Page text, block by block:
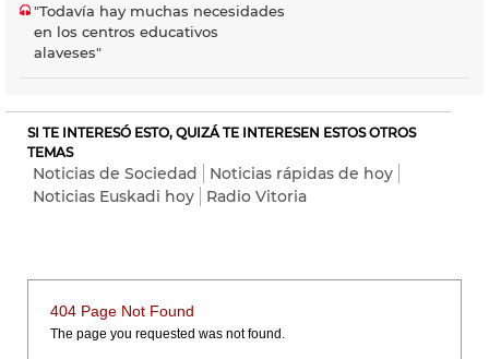
"Todavía hay muchas necesidades
en los centros educativos
alaveses"
SI TE INTERESÓ ESTO, QUIZÁ TE INTERESEN ESTOS OTROS
TEMAS
Noticias de Sociedad
Noticias rápidas de hoy
Noticias Euskadi hoy
Radio Vitoria
404 Page Not Found
The page you requested was not found.